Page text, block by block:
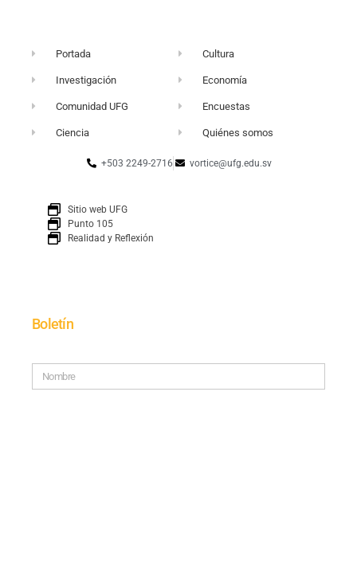
Portada
Investigación
Comunidad UFG
Ciencia
Cultura
Economía
Encuestas
Quiénes somos
+503 2249-2716 vortice@ufg.edu.sv
Sitio web UFG
Punto 105
Realidad y Reflexión
Boletín